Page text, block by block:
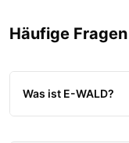
Häufige
Was ist E-WALD?